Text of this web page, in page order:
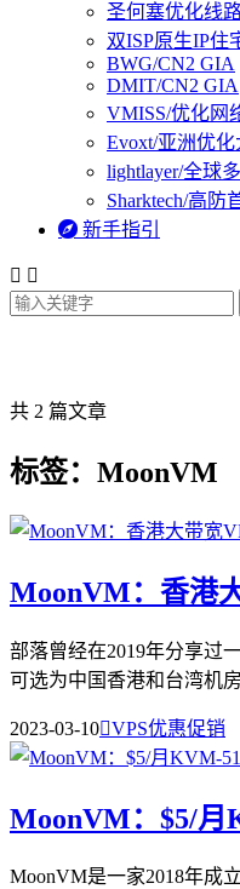
圣何塞优化线
双ISP原生IP住
BWG/CN2 GIA
DMIT/CN2 GIA
VMISS/优化网
Evoxt/亚洲优
lightlayer/全球
Sharktech/高防
 新手指引
 
共 2 篇文章
标签：MoonVM
MoonVM：香港
部落曾经在2019年分享过
可选为中国香港和台湾机
2023-03-10VPS优惠促销
MoonVM：$5/月
MoonVM是一家2018年成